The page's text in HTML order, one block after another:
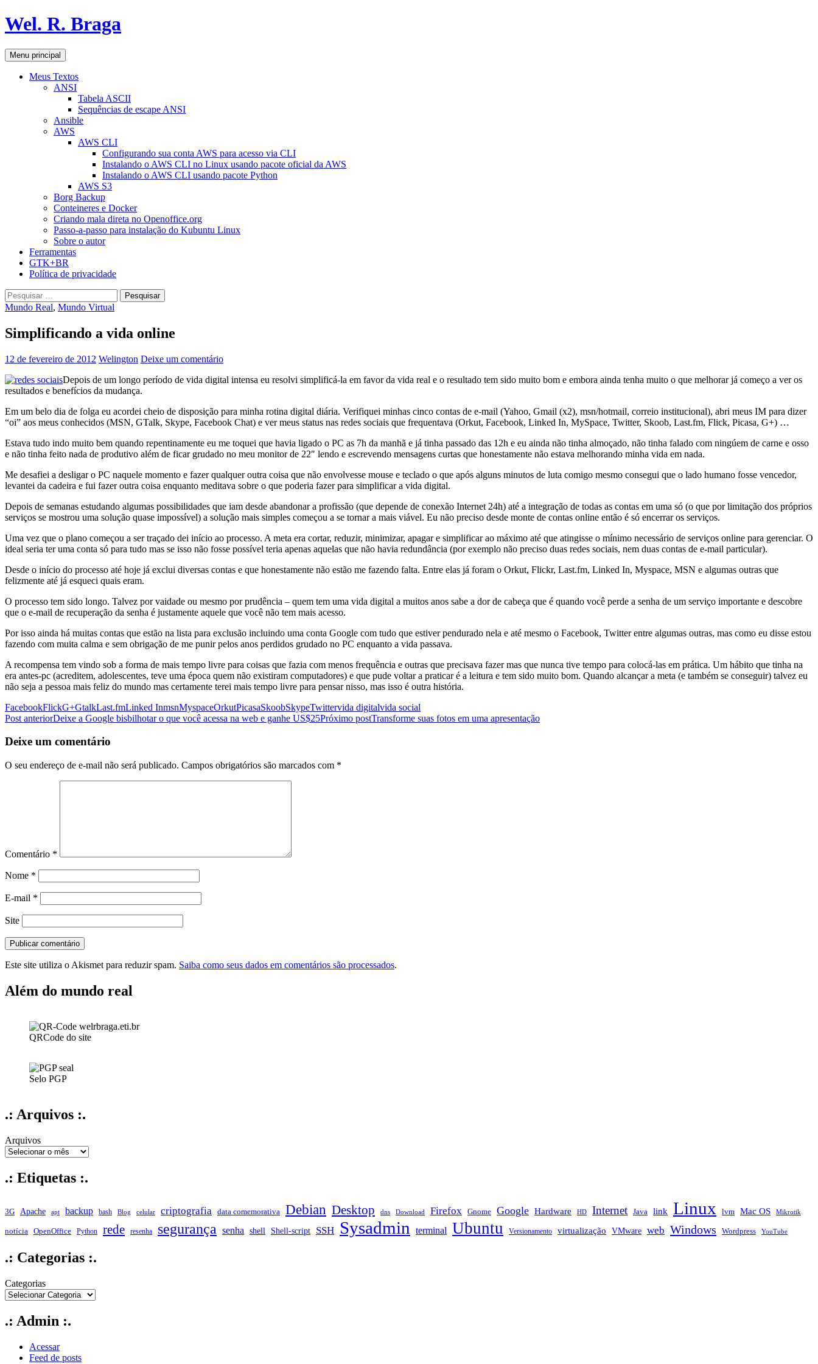
Pular
para
conteúdo
Wel. R. Braga
Pesquisar
Menu principal
Meus Textos
ANSI
Tabela ASCII
Sequências de escape ANSI
Ansible
AWS
AWS CLI
Configurando sua conta AWS para acesso via CLI
Instalando o AWS CLI no Linux usando pacote oficial da AWS
Instalando o AWS CLI usando pacote Python
AWS S3
Borg Backup
Conteineres e Docker
Criando mala direta no Openoffice.org
Passo-a-passo para instalação do Kubuntu Linux
Sobre o autor
Ferramentas
GTK+BR
Política de privacidade
Pesquisar
por:
Mundo Real, Mundo Virtual
Simplificando a vida online
12 de fevereiro de 2012 Welington Deixe um comentário
Depois de um longo período de vida digital intensa eu resolvi simplificá-la em favor da vida real e o resultado tem sido muito bom e embora ainda tenha muito o que melhorar já começo a ver os
resultados e benefícios da mudança.
Em um belo dia de folga eu acordei cheio de disposição para minha rotina digital diária. Verifiquei minhas cinco contas de e-mail (Yahoo, Gmail (x2), msn/hotmail, correio institucional), abri meus IM para dizer
“oi” aos meus conhecidos (MSN, GTalk, Skype, Facebook Chat) e ver meus status nas redes sociais que frequentava (Orkut, Facebook, Linked In, MySpace, Twitter, Skoob, Last.fm, Flick, Picasa, G+) …
Estava tudo indo muito bem quando repentinamente eu me toquei que havia ligado o PC as 7h da manhã e já tinha passado das 12h e eu ainda não tinha almoçado, não tinha falado com ningúem de carne e osso
e não tinha feito nada de produtivo além de ficar grudado no meu monitor de 22″ lendo e escrevendo mensagens curtas que honestamente não estava melhorando minha vida em nada.
Me desafiei a desligar o PC naquele momento e fazer qualquer outra coisa que não envolvesse mouse e teclado o que após alguns minutos de luta comigo mesmo consegui que o lado humano fosse vencedor,
levantei da cadeira e fui fazer outra coisa enquanto meditava sobre o que poderia fazer para simplificar a vida digital.
Depois de semanas estudando algumas possibilidades que iam desde abandonar a profissão (que depende de conexão Internet 24h) até a integração de todas as contas em uma só (o que por limitação dos próprios
serviços se mostrou uma solução quase impossível) a solução mais simples começou a se tornar a mais viável. Eu não preciso desde monte de contas online então é só encerrar os serviços.
Uma vez que o plano começou a ser traçado dei início ao processo. A meta era cortar, reduzir, minimizar, apagar e simplificar ao máximo até que atingisse o mínimo necessário de serviços online para gerenciar. O
ideal seria ter uma conta só para tudo mas se isso não fosse possível teria apenas aquelas que não havia redundância (por exemplo não preciso duas redes sociais, nem duas contas de e-mail particular).
Desde o início do processo até hoje já exclui diversas contas e que honestamente não estão me fazendo falta. Entre elas já foram o Orkut, Flickr, Last.fm, Linked In, Myspace, MSN e algumas outras que
felizmente até já esqueci quais eram.
O processo tem sido longo. Talvez por vaidade ou mesmo por prudência – quem tem uma vida digital a muitos anos sabe a dor de cabeça que é quando você perde a senha de um serviço importante e descobre
que o e-mail de recuperação da senha é justamente aquele que você não tem mais acesso.
Por isso ainda há muitas contas que estão na lista para exclusão incluindo uma conta Google com tudo que estiver pendurado nela e até mesmo o Facebook, Twitter entre algumas outras, mas como eu disse estou
fazendo com muita calma e sem obrigação de me punir pelos anos perdidos grudado no PC enquanto a vida passava.
A recompensa tem vindo sob a forma de mais tempo livre para coisas que fazia com menos frequência e outras que precisava fazer mas que nunca tive tempo para colocá-las em prática. Um hábito que tinha na
era antes-pc (acreditem, adolescentes, teve uma época quem não existiram computadores) e que pude voltar a praticar é a leitura e tem sido muito bom. Quando alcançar a meta (e também se conseguir) talvez eu
não seja a pessoa mais feliz do mundo mas certamente terei mais tempo livre para pensar nisso, mas isso é outra história.
FacebookFlickG+GtalkLast.fmLinked InmsnMyspaceOrkutPicasaSkoobSkypeTwittervida digitalvida social
Navegação
de
Post anteriorDeixe a Google bisbilhotar o que você acessa na web e ganhe US$25Próximo postTransforme suas fotos em uma apresentação
Deixe um comentário
O seu endereço de e-mail não será publicado. Campos obrigatórios são marcados com *
Comentário *
Nome *
E-mail *
Site
Este site utiliza o Akismet para reduzir spam. Saiba como seus dados em comentários são processados.
Além do mundo real
QRCode do site
Selo PGP
.: Arquivos :.
Arquivos
.: Etiquetas :.
3G Apache apt backup bash Blog celular criptografia data comemorativa Debian Desktop dns Download Firefox Gnome Google Hardware HD Internet Java link Linux lvm Mac OS Mikrotik
notícia OpenOffice Python rede resenha segurança senha shell Shell-script SSH Sysadmin terminal Ubuntu Versionamento virtualização VMware web Windows Wordpress YouTube
.: Categorias :.
Categorias
.: Admin :.
Acessar
Feed de posts